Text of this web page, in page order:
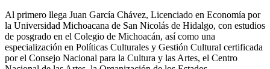
Al primero llega Juan García Chávez, Licenciado en Economía por
la Universidad Michoacana de San Nicolás de Hidalgo, con estudios
de posgrado en el Colegio de Michoacán, así como una
especialización en Políticas Culturales y Gestión Cultural certificada
por el Consejo Nacional para la Cultura y las Artes, el Centro